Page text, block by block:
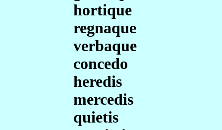
hortique
regnaque
verbaque
concedo
heredis
mercedis
quietis